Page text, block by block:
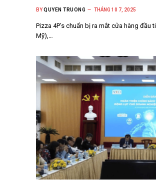
BYQUYEN TRUONG THÁNG 10 7, 2025
Pizza 4P’s chuẩn bị ra mắt cửa hàng đầu
Mỹ),…